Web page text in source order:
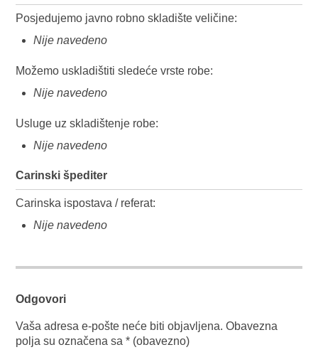
Posjedujemo javno robno skladište veličine:
Nije navedeno
Možemo uskladištiti sledeće vrste robe:
Nije navedeno
Usluge uz skladištenje robe:
Nije navedeno
Carinski špediter
Carinska ispostava / referat:
Nije navedeno
Odgovori
Vaša adresa e-pošte neće biti objavljena. Obavezna
polja su označena sa* (obavezno)